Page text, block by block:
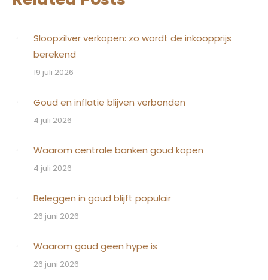
Sloopzilver verkopen: zo wordt de inkoopprijs
berekend
19 juli 2026
Goud en inflatie blijven verbonden
4 juli 2026
Waarom centrale banken goud kopen
4 juli 2026
Beleggen in goud blijft populair
26 juni 2026
Waarom goud geen hype is
26 juni 2026